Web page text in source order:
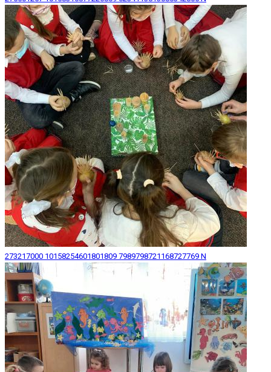
273217000 10158254601801809 7989798721168727769 N